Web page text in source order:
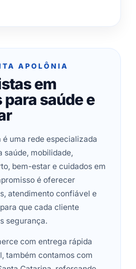
APOLÔNIA
em
saúde e
é uma rede especializada
saúde, mobilidade,
bem-estar e cuidados em
é oferecer
atendimento confiável e
que cada cliente
segurança.
com entrega rápida
também contamos com